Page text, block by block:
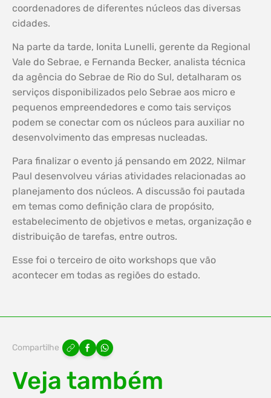
coordenadores de diferentes núcleos das diversas
cidades.
Na parte da tarde, Ionita Lunelli, gerente da Regional
Vale do Sebrae, e Fernanda Becker, analista técnica
da agência do Sebrae de Rio do Sul, detalharam os
serviços disponibilizados pelo Sebrae aos micro e
pequenos empreendedores e como tais serviços
podem se conectar com os núcleos para auxiliar no
desenvolvimento das empresas nucleadas.
Para finalizar o evento já pensando em 2022, Nilmar
Paul desenvolveu várias atividades relacionadas ao
planejamento dos núcleos. A discussão foi pautada
em temas como definição clara de propósito,
estabelecimento de objetivos e metas, organização e
distribuição de tarefas, entre outros.
Esse foi o terceiro de oito workshops que vão
acontecer em todas as regiões do estado.
Compartilhe
Veja também